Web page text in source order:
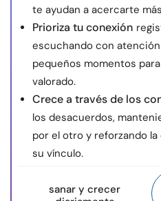
te ayudan a acercarte
Prioriza tu conexión
escuchando con
pequeños momentos
valorado.
Crece a través de los
los desacuerdos,
por el otro y reforzando
su vínculo.
sanar y crecer